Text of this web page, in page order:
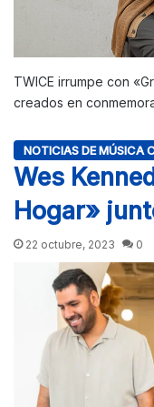
TWICE irrumpe con
creados en
NOTICIAS DE MÚSICA
Wes
Hogar»
22 octubre, 2023 0